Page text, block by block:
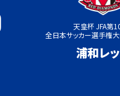
天皇杯 JFA第
全日本サッカー選手権
浦和レ